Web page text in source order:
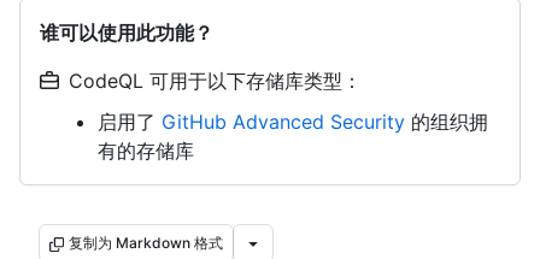
谁可以使用此功能？
CodeQL 可用于以下存储库类型：
启用了 GitHub Advanced Security 的组织拥
有的存储库
复制为 Markdown 格式